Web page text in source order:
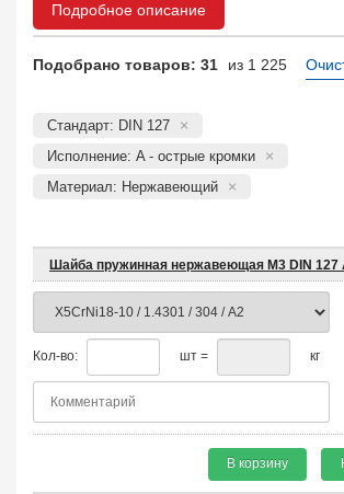
Подробное описание
Подобрано товаров: 31 из 1 225
Стандарт: DIN 127
Исполнение: A - острые кромки
Материал: Нержавеющий
Шайба пружинная нержавеющая М3 DIN 127
Кол-во: шт = кг
В корзину